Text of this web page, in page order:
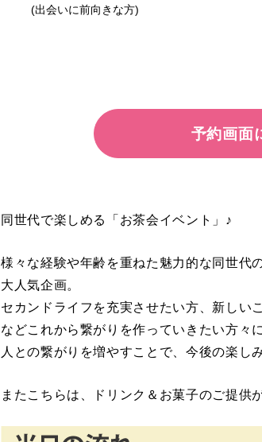
(出会いに前向きな方)
予約画面
同世代で楽しめる「お茶会イベント」♪
様々な経験や年齢を重ねた魅力的な同世代
大人気企画。
セカンドライフを充実させたい方、新しい
などこれから繋がりを作っていきたい方々
人との繋がりを増やすことで、今後の楽し
またこちらは、ドリンク＆お菓子のご提